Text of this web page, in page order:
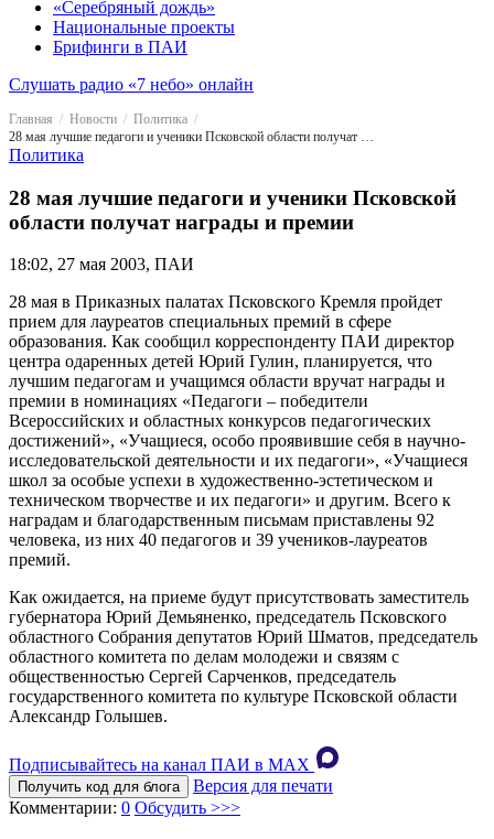
«Серебряный дождь»
Национальные проекты
Брифинги в ПАИ
Слушать радио «7 небо» онлайн
Главная Новости
Политика
28 мая лучшие педагоги и ученики Псковской области получат награды и премии
Политика
28 мая лучшие педагоги и ученики Псковской
области получат награды и премии
18:02, 27 мая 2003, ПАИ
28 мая в Приказных палатах Псковского Кремля пройдет
прием для лауреатов специальных премий в сфере
образования. Как сообщил корреспонденту ПАИ директор
центра одаренных детей Юрий Гулин, планируется, что
лучшим педагогам и учащимся области вручат награды и
премии в номинациях «Педагоги – победители
Всероссийских и областных конкурсов педагогических
достижений», «Учащиеся, особо проявившие себя в научно-
исследовательской деятельности и их педагоги», «Учащиеся
школ за особые успехи в художественно-эстетическом и
техническом творчестве и их педагоги» и другим. Всего к
наградам и благодарственным письмам приставлены 92
человека, из них 40 педагогов и 39 учеников-лауреатов
премий.
Как ожидается, на приеме будут присутствовать заместитель
губернатора Юрий Демьяненко, председатель Псковского
областного Собрания депутатов Юрий Шматов, председатель
областного комитета по делам молодежи и связям с
общественностью Сергей Сарченков, председатель
государственного комитета по культуре Псковской области
Александр Голышев.
Подписывайтесь на канал ПАИ в MAХ
Получить код для блога
Версия для печати
Комментарии: 0 Обсудить >>>